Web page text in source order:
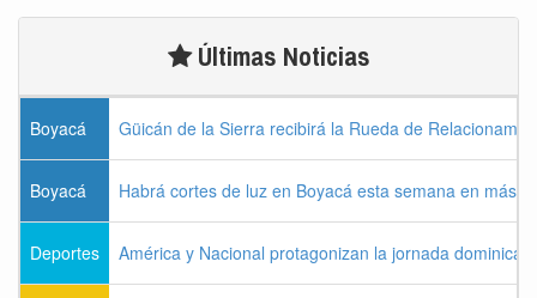
Últimas Noticias
Boyacá Güicán de la Sierra recibirá la Rueda de
Boyacá Habrá cortes de luz en Boyacá esta semana en más
Deportes América y Nacional protagonizan la jornada dominical